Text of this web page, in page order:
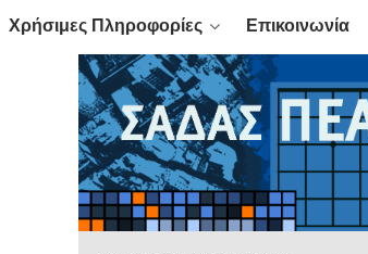
Χρήσιμες Πληροφορίες Επικοινωνία